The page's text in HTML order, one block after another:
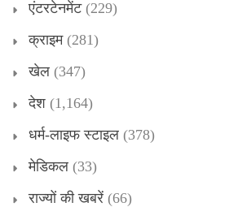
एंटरटेनमेंट(229)
क्राइम(281)
खेल (347)
देश (1,164)
धर्म-लाइफ स्टाइल (378)
मेडिकल (33)
राज्यों की खबरें (66)